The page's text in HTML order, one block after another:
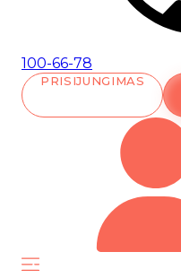
100-66-78
PRISIJUNGIMAS